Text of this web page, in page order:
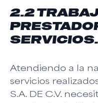
2.2
SERVICIOS.
Atendiendo a la
servicios
S.A. DE C.V.